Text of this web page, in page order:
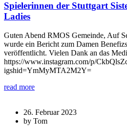
Spielerinnen der Stuttgart
Ladies
Guten Abend RMOS Gemeinde, Auf
wurde ein Bericht zum Damen
veröffentlicht. Vielen Dank an das
https://www.instagram.com/p/
igshid=YmMyMTA2M2Y=
read more
26. Februar 2023
by Tom